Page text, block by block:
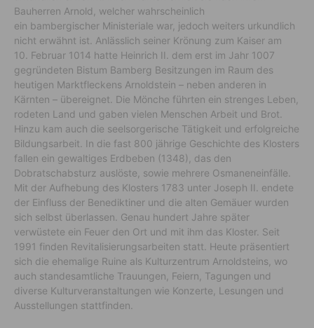
Bauherren Arnold, welcher wahrscheinlich
ein bambergischer Ministeriale war, jedoch weiters urkundlich
nicht erwähnt ist. Anlässlich seiner Krönung zum Kaiser am
10. Februar 1014 hatte Heinrich II. dem erst im Jahr 1007
gegründeten Bistum Bamberg Besitzungen im Raum des
heutigen Marktfleckens Arnoldstein – neben anderen in
Kärnten – übereignet. Die Mönche führten ein strenges Leben,
rodeten Land und gaben vielen Menschen Arbeit und Brot.
Hinzu kam auch die seelsorgerische Tätigkeit und erfolgreiche
Bildungsarbeit. In die fast 800 jährige Geschichte des Klosters
fallen ein gewaltiges Erdbeben (1348), das den
Dobratschabsturz auslöste, sowie mehrere Osmaneneinfälle.
Mit der Aufhebung des Klosters 1783 unter Joseph II. endete
der Einfluss der Benediktiner und die alten Gemäuer wurden
sich selbst überlassen. Genau hundert Jahre später
verwüstete ein Feuer den Ort und mit ihm das Kloster. Seit
1991 finden Revitalisierungsarbeiten statt. Heute präsentiert
sich die ehemalige Ruine als Kulturzentrum Arnoldsteins, wo
auch standesamtliche Trauungen, Feiern, Tagungen und
diverse Kulturveranstaltungen wie Konzerte, Lesungen und
Ausstellungen stattfinden.